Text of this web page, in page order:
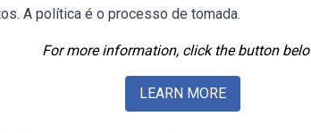
A política é o processo de tomada.
For more information, click the button
LEARN MORE